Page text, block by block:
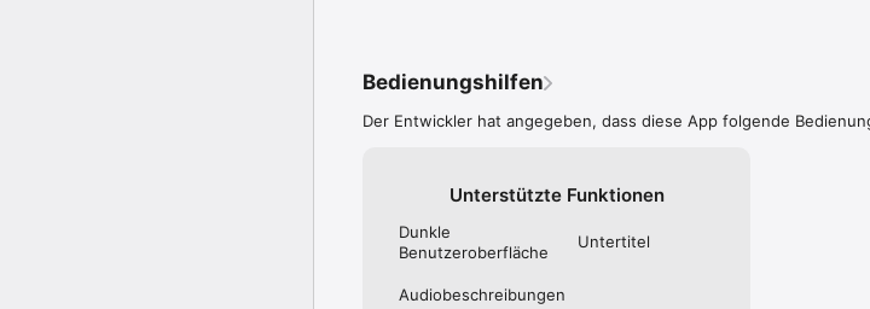
Bedienungshilfen
Der Entwickler hat angegeben, dass diese App folgende
Unterstützte Funktionen
Dunkle
Benutzeroberfläche
Untertitel
Audiobeschreibungen